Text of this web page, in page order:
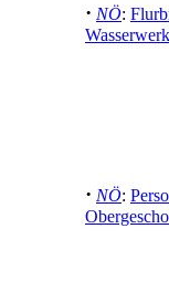
· NÖ:
· NÖ: